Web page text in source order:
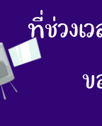
ที่ช่วงเ
ข